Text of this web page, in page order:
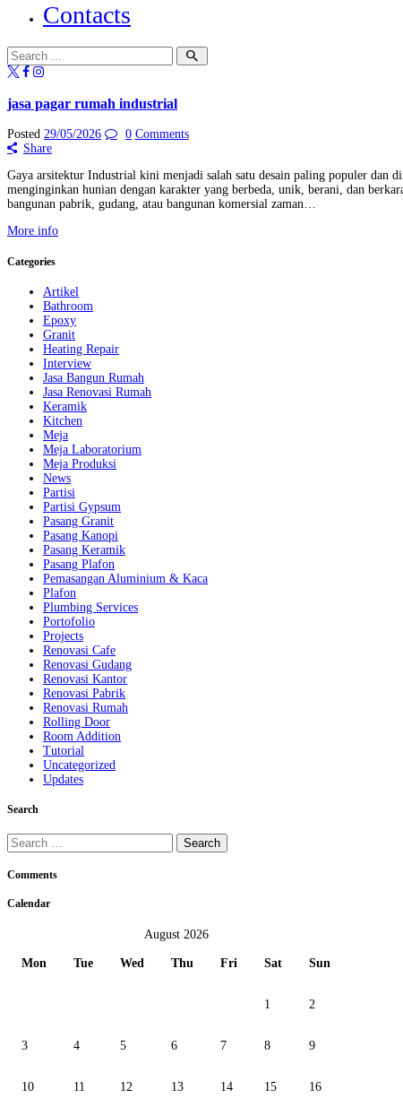
Contacts
jasa pagar rumah industrial
Posted 29/05/2026 0 Comments
Share
Gaya arsitektur Industrial kini menjadi salah satu desain paling populer dan
menginginkan hunian dengan karakter yang berbeda, unik, berani, dan
bangunan pabrik, gudang, atau bangunan komersial zaman…
More info
Categories
Artikel
Bathroom
Epoxy
Granit
Heating Repair
Interview
Jasa Bangun Rumah
Jasa Renovasi Rumah
Keramik
Kitchen
Meja
Meja Laboratorium
Meja Produksi
News
Partisi
Partisi Gypsum
Pasang Granit
Pasang Kanopi
Pasang Keramik
Pasang Plafon
Pemasangan Aluminium & Kaca
Plafon
Plumbing Services
Portofolio
Projects
Renovasi Cafe
Renovasi Gudang
Renovasi Kantor
Renovasi Pabrik
Renovasi Rumah
Rolling Door
Room Addition
Tutorial
Uncategorized
Updates
Search
Search
for:
Comments
Calendar
August 2026
Mon Tue Wed Thu Fri Sat Sun
1 2
3 4 5 6 7 8 9
10 11 12 13 14 15 16